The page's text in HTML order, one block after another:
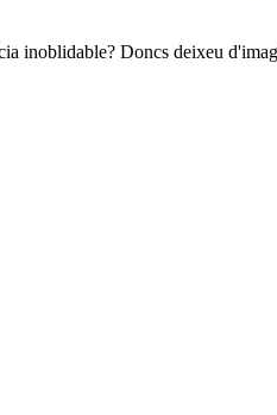
inoblidable? Doncs deixeu